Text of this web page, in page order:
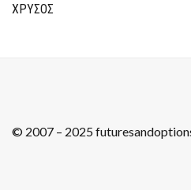
ΧΡΥΣΟΣ
© 2007 – 2025